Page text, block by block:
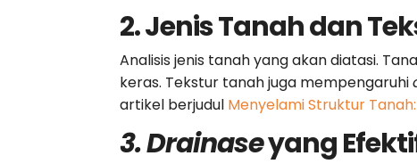
2. Jenis Tanah dan
Analisis jenis tanah yang akan diatasi.
keras. Tekstur tanah juga mempengaruhi
artikel berjudul Menyelami Struktur
3. Drainaseyang